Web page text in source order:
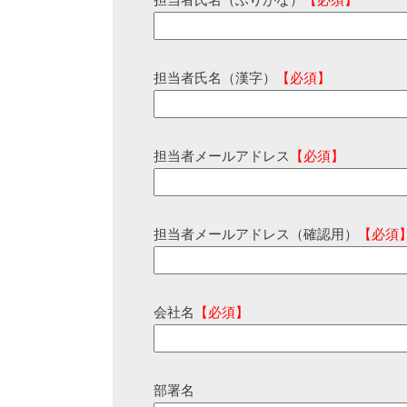
担当者氏名（漢字） 【必須】
担当者メールアドレス 【必須】
担当者メールアドレス（確認用） 【必須
会社名 【必須】
部署名